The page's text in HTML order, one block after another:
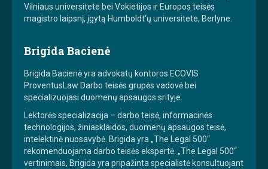
Vilniaus universitete bei Vokietijos ir Europos teisės
magistro laipsnį, įgytą Humboldt‘ų universitete, Berlyne.
Brigida Bacienė
Brigida Bacienė yra advokatų kontoros ECOVIS
ProventusLaw Darbo teisės grupės vadovė bei
specializuojasi duomenų apsaugos srityje.
Lektorės specializacija – darbo teisė, informacinės
technologijos, žiniasklaidos, duomenų apsaugos teisė,
intelektinė nuosavybė. Brigida yra „The Legal 500“
rekomenduojama darbo teisės ekspertė. „The Legal 500“
vertinimais, Brigida yra pripažinta specialistė konsultuojant